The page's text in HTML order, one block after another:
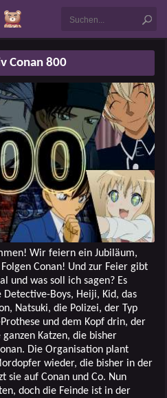
Conan 800
Wir feiern ein Jubiläum,
Conan! Und zur Feier gibt
und was soll ich sagen? Es
Boys, Heiji, Kid, das
Natsuki, die Polizei, der Typ
und dem Kopf drin, der
Katzen, die bisher
Die Organisation plant
wieder, die bisher in der
sie auf Conan und Co. Nun
doch die Feinde ist in der